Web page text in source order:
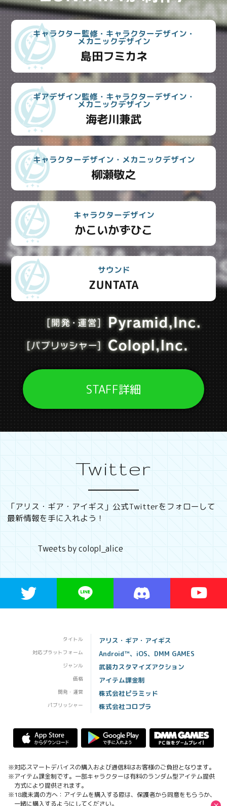
キャラクター監修・キャラクターデザイン・
メカニックデザイン
島田フミカネ
ギアデザイン監修・キャラクターデザイン・
メカニックデザイン
海老川兼武
キャラクターデザイン・メカニックデザイン
柳瀬敬之
キャラクターデザイン
かこいかずひこ
サウンド
ZUNTATA
STAFF詳細
Twitter
「アリス・ギア・アイギス」公式Twitterをフォローして
最新情報を手に入れよう！
Tweets by colopl_alice
タイトル アリス・ギア・アイギス
対応プラットフォーム Android™、iOS、DMM GAMES
ジャンル 武装カスタマイズアクション
価格 アイテム課金制
開発・運営 株式会社ピラミッド
パブリッシャー 株式会社コロプラ
※対応スマートデバイスの購入および通信料はお客様のご負担となります。
※アイテム課金制です。一部キャラクターは有料のランダム型アイテム提供
方式により提供されます。
※18歳未満の方へ：アイテムを購入する際は、保護者から同意をもらうか、
一緒に購入するようにしてください。